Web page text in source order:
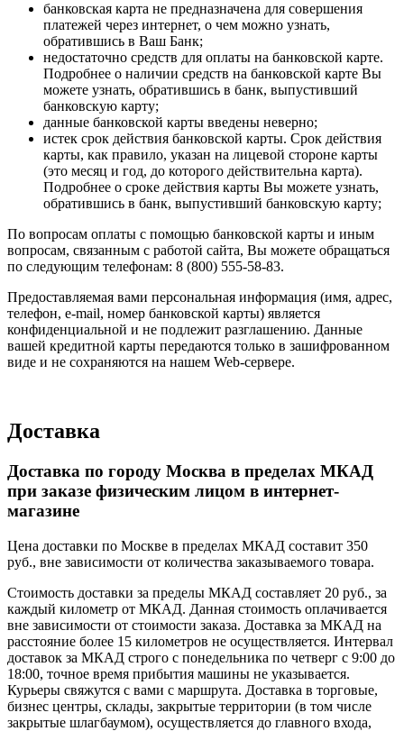
банковская карта не предназначена для совершения
платежей через интернет, о чем можно узнать,
обратившись в Ваш Банк;
недостаточно средств для оплаты на банковской карте.
Подробнее о наличии средств на банковской карте Вы
можете узнать, обратившись в банк, выпустивший
банковскую карту;
данные банковской карты введены неверно;
истек срок действия банковской карты. Срок действия
карты, как правило, указан на лицевой стороне карты
(это месяц и год, до которого действительна карта).
Подробнее о сроке действия карты Вы можете узнать,
обратившись в банк, выпустивший банковскую карту;
По вопросам оплаты с помощью банковской карты и иным
вопросам, связанным с работой сайта, Вы можете обращаться
по следующим телефонам: 8 (800) 555-58-83.
Предоставляемая вами персональная информация (имя, адрес,
телефон, e-mail, номер банковской карты) является
конфиденциальной и не подлежит разглашению. Данные
вашей кредитной карты передаются только в зашифрованном
виде и не сохраняются на нашем Web-сервере.
Доставка
Доставка по городу Москва в пределах МКАД
при заказе физическим лицом в интернет-
магазине
Цена доставки по Москве в пределах МКАД составит 350
руб., вне зависимости от количества заказываемого товара.
Стоимость доставки за пределы МКАД составляет 20 руб., за
каждый километр от МКАД. Данная стоимость оплачивается
вне зависимости от стоимости заказа. Доставка за МКАД на
расстояние более 15 километров не осуществляется. Интервал
доставок за МКАД строго с понедельника по четверг с 9:00 до
18:00, точное время прибытия машины не указывается.
Курьеры свяжутся с вами с маршрута. Доставка в торговые,
бизнес центры, склады, закрытые территории (в том числе
закрытые шлагбаумом), осуществляется до главного входа,